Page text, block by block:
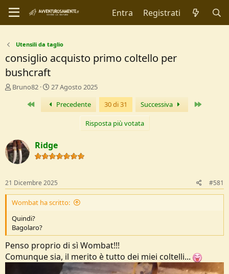
Entra Registrati
Utensili da taglio
consiglio acquisto primo coltello per
bushcraft
C
r
e
D
s
c
u
s
s
i
o
n
Bruno82
D
t
a
I
n
i
i
o
27 Agosto 2025
Primo Precedente 30 di 31 Successiva
Risposta più votata
Ridge
21 Dicembre 2025 #581
Wombat ha scritto:
Quindi?
Bagolaro?
Penso proprio di sì Wombat!!!
Comunque sia, il merito è tutto dei miei coltelli...